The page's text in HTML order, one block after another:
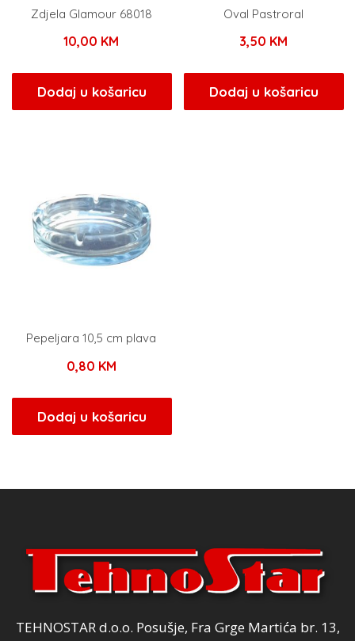
Zdjela Glamour 68018
10,00 KM
Dodaj u košaricu
Oval Pastroral
3,50 KM
Dodaj u košaricu
Pepeljara 10,5 cm plava
0,80 KM
Dodaj u košaricu
TEHNOSTAR d.o.o. Posušje, Fra Grge Martića br. 13,